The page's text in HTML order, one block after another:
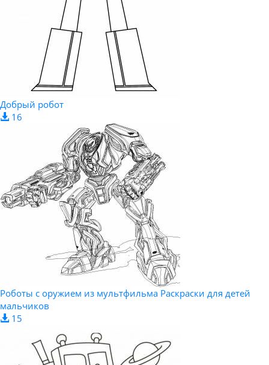
Добрый робот
16
Роботы с оружием из мультфильма Раскраски для детей
мальчиков
15